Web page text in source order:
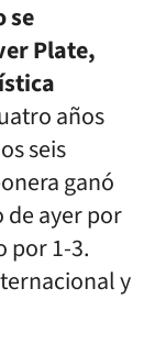
se
Plate,
años
seis
ganó
ayer por
por 1-3.
y